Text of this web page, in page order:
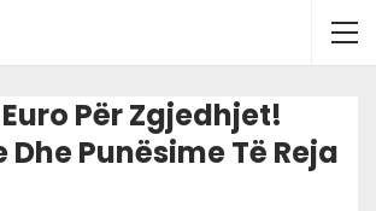
Për Zgjedhjet!
Punësime Të Reja